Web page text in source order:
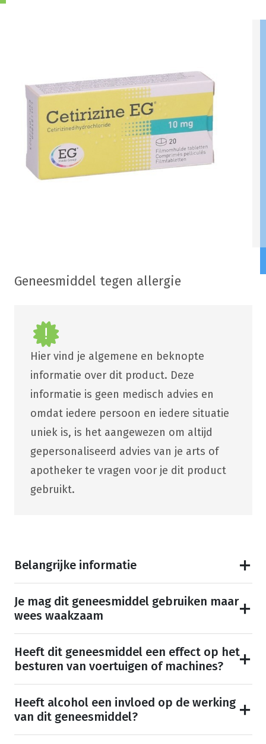
Geneesmiddel tegen allergie
Hier vind je algemene en beknopte
informatie over dit product. Deze
informatie is geen medisch advies en
omdat iedere persoon en iedere situatie
uniek is, is het aangewezen om altijd
gepersonaliseerd advies van je arts of
apotheker te vragen voor je dit product
gebruikt.
Belangrijke informatie
Je mag dit geneesmiddel gebruiken maar
wees waakzaam
Heeft dit geneesmiddel een effect op het
besturen van voertuigen of machines?
Heeft alcohol een invloed op de werking
van dit geneesmiddel?